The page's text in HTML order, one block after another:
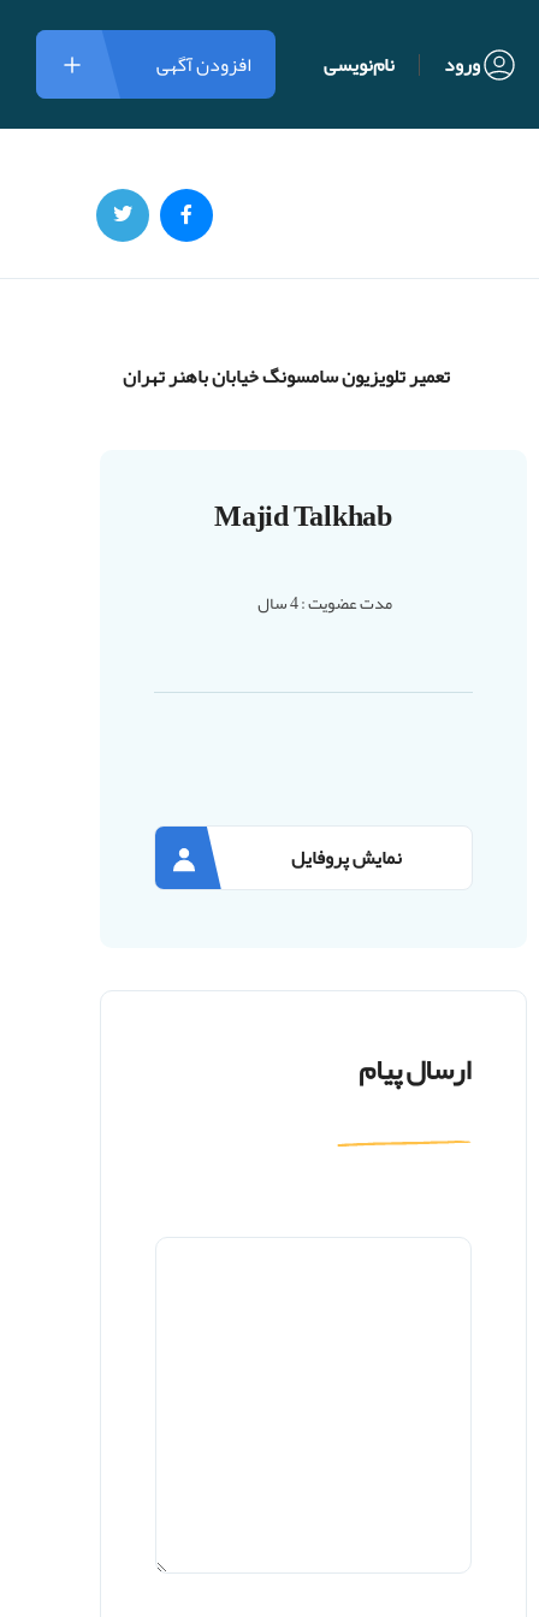
ورود نام‌نویسی افزودن آگهی
تعمیر تلویزیون سامسونگ خیابان باهنر تهران
Majid Talkhab
مدت عضویت : 4 سال
نمایش پروفایل
ارسال پیام